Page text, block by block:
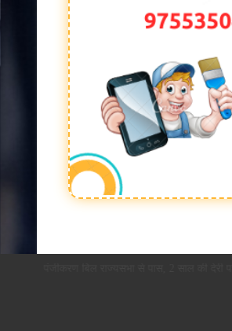
पंजीकरण बिल राज्यसभा से पास, 2 साल की देरी पर